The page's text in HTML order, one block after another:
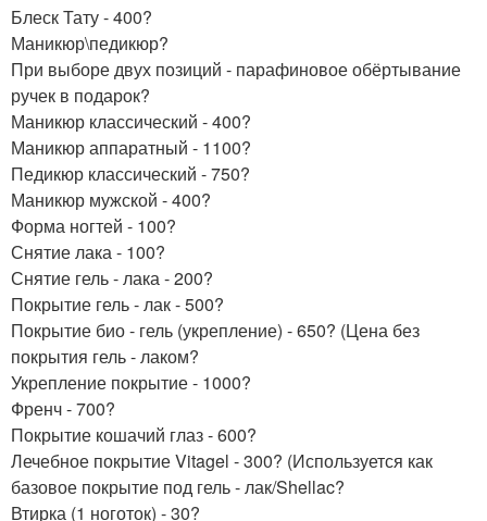
Блеск Тату - 400?
Маникюр\педикюр?
При выборе двух позиций - парафиновое обёртывание
ручек в подарок?
Маникюр классический - 400?
Маникюр аппаратный - 1100?
Педикюр классический - 750?
Маникюр мужской - 400?
Форма ногтей - 100?
Снятие лака - 100?
Снятие гель - лака - 200?
Покрытие гель - лак - 500?
Покрытие био - гель (укрепление) - 650? (Цена без
покрытия гель - лаком?
Укрепление покрытие - 1000?
Френч - 700?
Покрытие кошачий глаз - 600?
Лечебное покрытие Vitagel - 300? (Используется как
базовое покрытие под гель - лак/Shellac?
Втирка (1 ноготок) - 30?